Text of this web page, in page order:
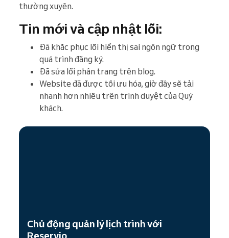
thường xuyên.
Tin mới và cập nhật lỗi:
Đã khắc phục lỗi hiển thị sai ngôn ngữ trong
quá trình đăng ký.
Đã sửa lỗi phân trang trên blog.
Website đã được tối ưu hóa, giờ đây sẽ tải
nhanh hơn nhiều trên trình duyệt của Quý
khách.
Chủ động quản lý lịch trình với